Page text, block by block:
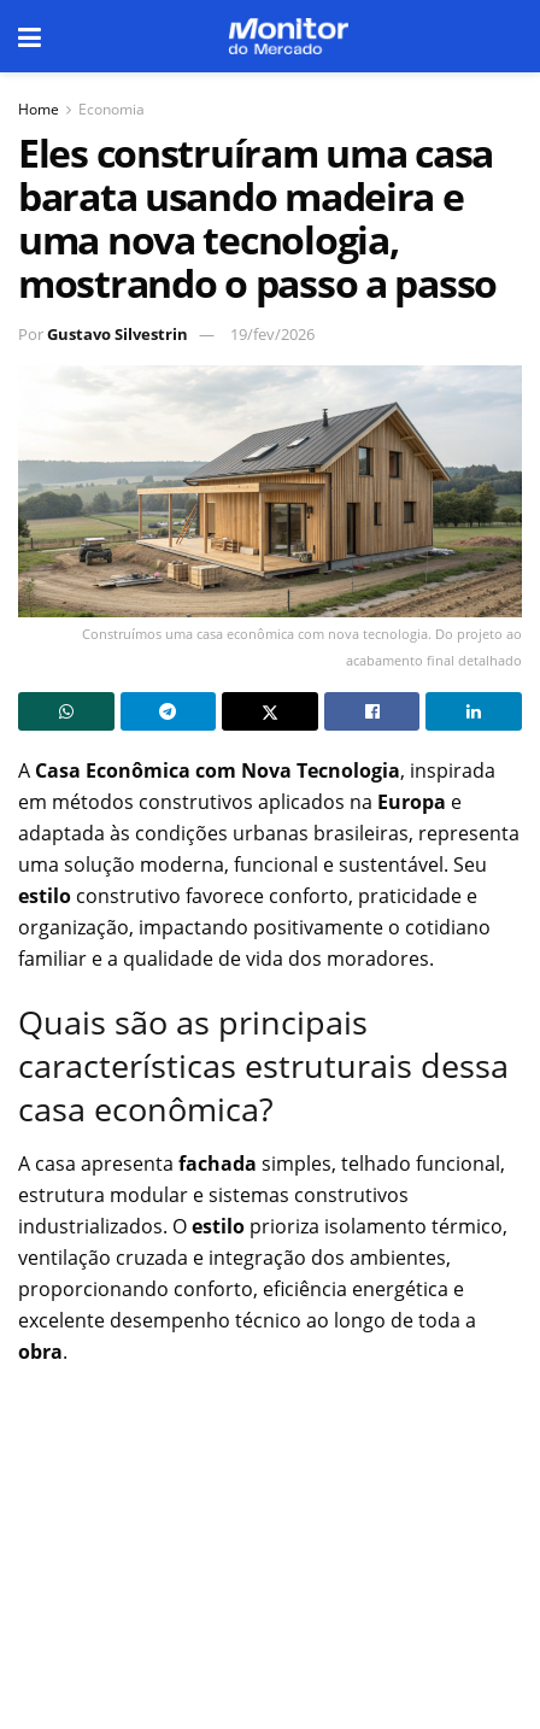
Home Economia
Eles construíram uma casa
barata usando madeira e
uma nova tecnologia,
mostrando o passo a passo
PorGustavo Silvestrin 19/fev/2026
Construímos uma casa econômica com nova tecnologia. Do projeto ao
acabamento final detalhado
A Casa Econômica com Nova Tecnologia, inspirada
em métodos construtivos aplicados na Europa e
adaptada às condições urbanas brasileiras, representa
uma solução moderna, funcional e sustentável. Seu
estilo construtivo favorece conforto, praticidade e
organização, impactando positivamente o cotidiano
familiar e a qualidade de vida dos moradores.
Quais são as principais
características estruturais dessa
casa econômica?
A casa apresenta fachada simples, telhado funcional,
estrutura modular e sistemas construtivos
industrializados. Oestilo prioriza isolamento térmico,
ventilação cruzada e integração dos ambientes,
proporcionando conforto, eficiência energética e
excelente desempenho técnico ao longo de toda a
obra.